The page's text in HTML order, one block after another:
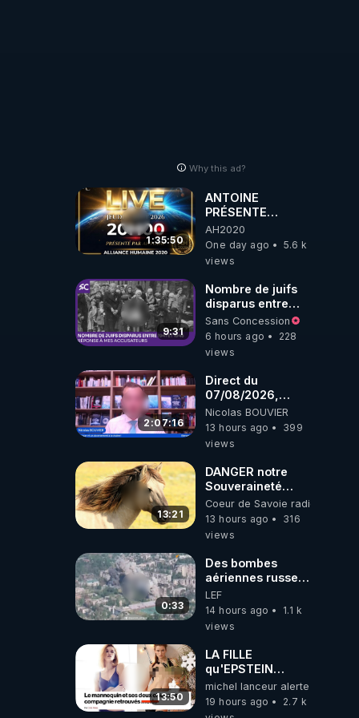
Why this ad?
1:35:50
ANTOINE
PRÉSENTE
AH2020 LE LIVE
20H ***DU
06/08/2026***
AH2020
One day ago
5.6 k
views
9:31
Nombre de juifs
disparus entre
1941 et 1945
(Réponse à mes
accusateurs)
Sans Concession
6 hours ago
228
views
2:07:16
Direct du
07/08/2026,
présenté par
Nicolas BOUVIER
Nicolas BOUVIER
13 hours ago
399
views
13:21
DANGER notre
Souveraineté
Alimentaire est
attaqué...
Coeur de Savoie radioweb TV
13 hours ago
316
views
0:33
Des bombes
aériennes russes
anéantissent les
centres de
contrôle de
brigades
ukrainienne
LEF
14 hours ago
1.1 k
views
13:50
LA FILLE
qu'EPSTEIN
VOULAIT CACHER
michel lanceur alerte
19 hours ago
2.7 k